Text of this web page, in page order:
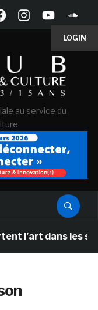
LOGIN
au service du
dans les